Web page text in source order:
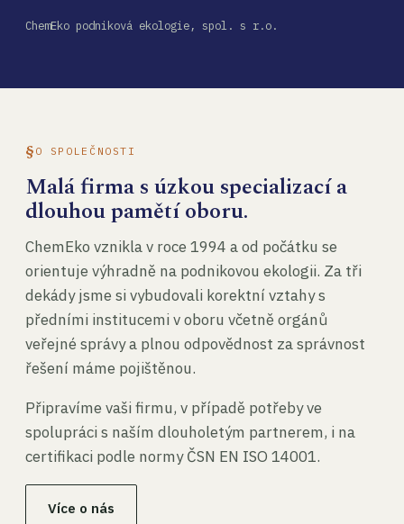
ChemEko podniková ekologie, spol. s r.o.
O SPOLEČNOSTI
Malá firma s úzkou specializací a
dlouhou pamětí oboru.
ChemEko vznikla v roce 1994 a od počátku se
orientuje výhradně na podnikovou ekologii. Za tři
dekády jsme si vybudovali korektní vztahy s
předními institucemi v oboru včetně orgánů
veřejné správy a plnou odpovědnost za správnost
řešení máme pojištěnou.
Připravíme vaši firmu, v případě potřeby ve
spolupráci s naším dlouholetým partnerem, i na
certifikaci podle normy ČSN EN ISO 14001.
Více o nás